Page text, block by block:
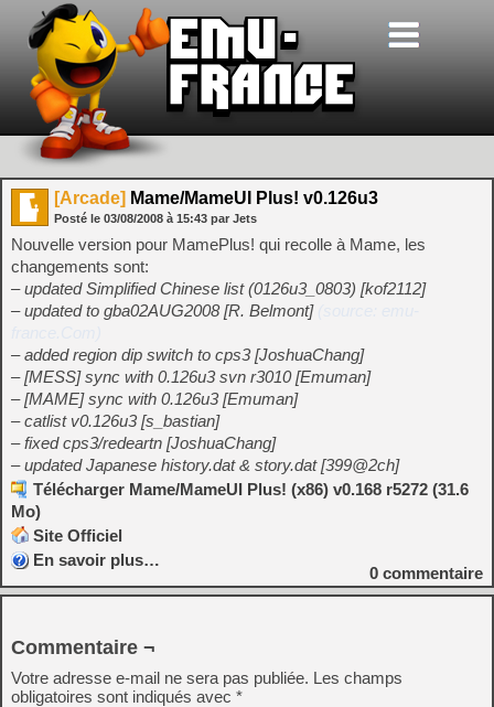
[Arcade] Mame/MameUI Plus! v0.126u3
Posté le 03/08/2008 à 15:43 par Jets
Nouvelle version pour MamePlus! qui recolle à Mame, les
changements sont:
– updated Simplified Chinese list (0126u3_0803) [kof2112]
– updated to gba02AUG2008 [R. Belmont]
– added region dip switch to cps3 [JoshuaChang]
– [MESS] sync with 0.126u3 svn r3010 [Emuman]
– [MAME] sync with 0.126u3 [Emuman]
– catlist v0.126u3 [s_bastian]
– fixed cps3/redeartn [JoshuaChang]
– updated Japanese history.dat & story.dat [399@2ch]
Télécharger Mame/MameUI Plus! (x86) v0.168 r5272 (31.6
Mo)
Site Officiel
En savoir plus…
0 commentaire
Commentaire ¬
Votre adresse e-mail ne sera pas publiée. Les champs
obligatoires sont indiqués avec *